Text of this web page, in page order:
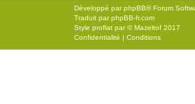
Développé parphpBB® Forum
Traduit parphpBB-fr.com
Style proflat par ©Mazeltof 2017
Confidentialité | Conditions